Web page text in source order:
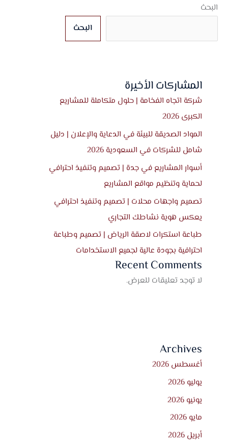
البحث
البحث
المشاركات الأخيرة
شركة اتجاه الفخامة | حلول متكاملة للمشاريع
الكبرى 2026
المواد الصديقة للبيئة في الدعاية والإعلان | دليل
شامل للشركات في السعودية 2026
أسوار المشاريع في جدة | تصميم وتنفيذ احترافي
لحماية وتنظيم مواقع المشاريع
تصميم واجهات محلات | تصميم وتنفيذ احترافي
يعكس هوية نشاطك التجاري
طباعة استكرات لاصقة الرياض | تصميم وطباعة
احترافية بجودة عالية لجميع الاستخدامات
Recent Comments
لا توجد تعليقات للعرض.
Archives
أغسطس 2026
يوليو 2026
يونيو 2026
مايو 2026
أبريل 2026